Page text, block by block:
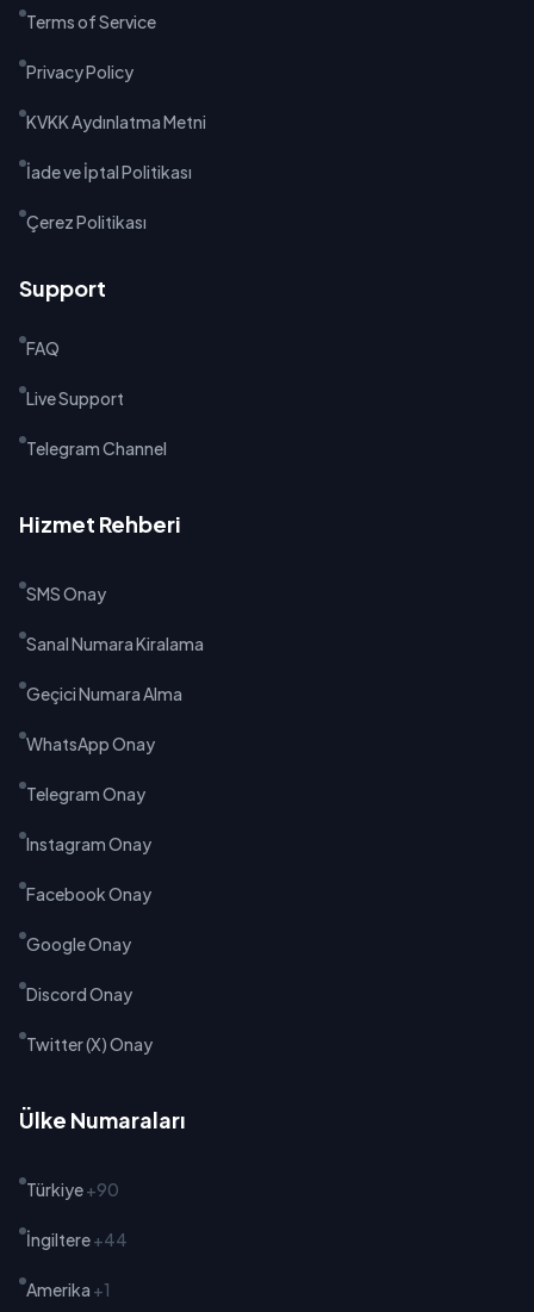
Terms of Service
Privacy Policy
KVKK Aydınlatma Metni
İade ve İptal Politikası
Çerez Politikası
Support
FAQ
Live Support
Telegram Channel
Hizmet Rehberi
SMS Onay
Sanal Numara Kiralama
Geçici Numara Alma
WhatsApp Onay
Telegram Onay
Instagram Onay
Facebook Onay
Google Onay
Discord Onay
Twitter (X) Onay
Ülke Numaraları
Türkiye+90
İngiltere+44
Amerika +1